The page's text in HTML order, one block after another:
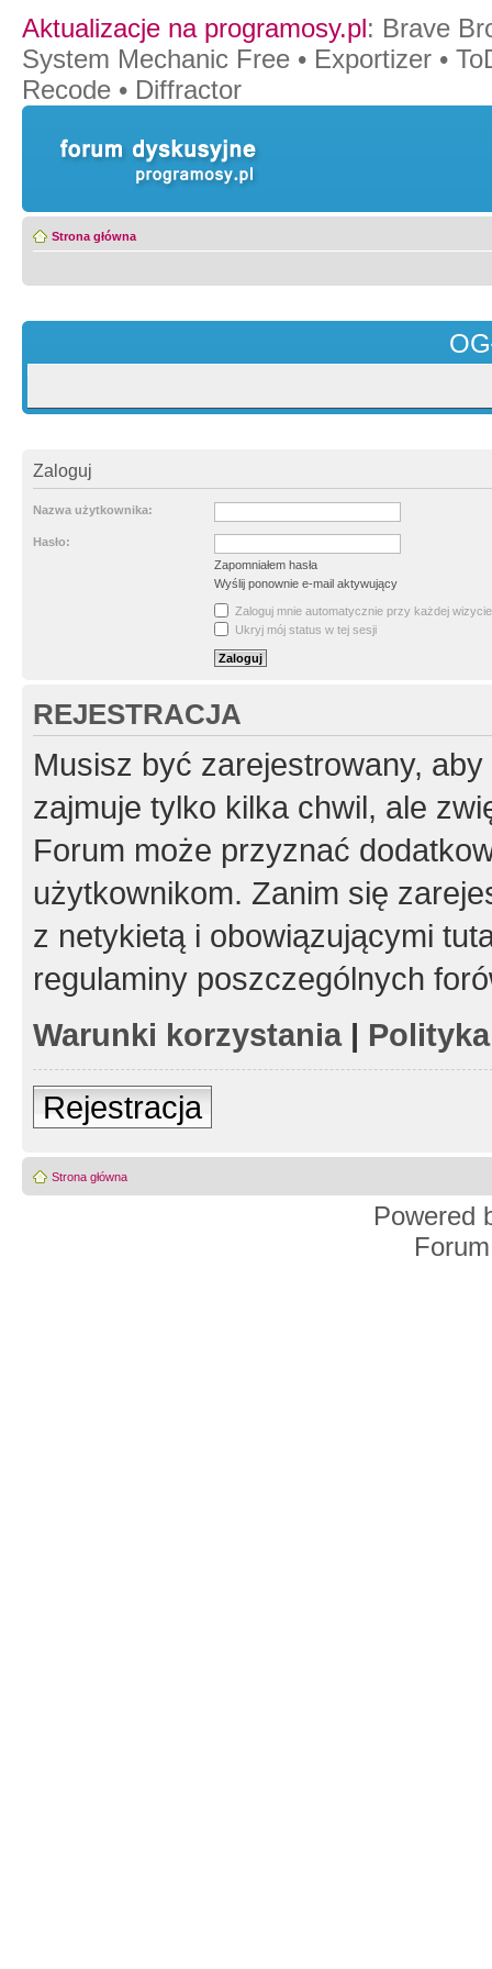
Aktualizacje na programosy.pl: Brave
System Mechanic Free • Exportizer •
Recode • Diffractor
Strona główna
Zaloguj
Nazwa użytkownika:
Hasło:
Zapomniałem hasła
Wyślij ponownie e-mail aktywujący
Zaloguj mnie automatycznie przy każdej wizycie
Ukryj mój status w tej sesji
REJESTRACJA
Musisz być zarejestrowany,
zajmuje tylko kilka chwil, ale
Forum może przyznać
użytkownikom. Zanim się
z netykietą i obowiązującymi
regulaminy poszczególnych
Warunki korzystania|
Rejestracja
Strona główna
Powered